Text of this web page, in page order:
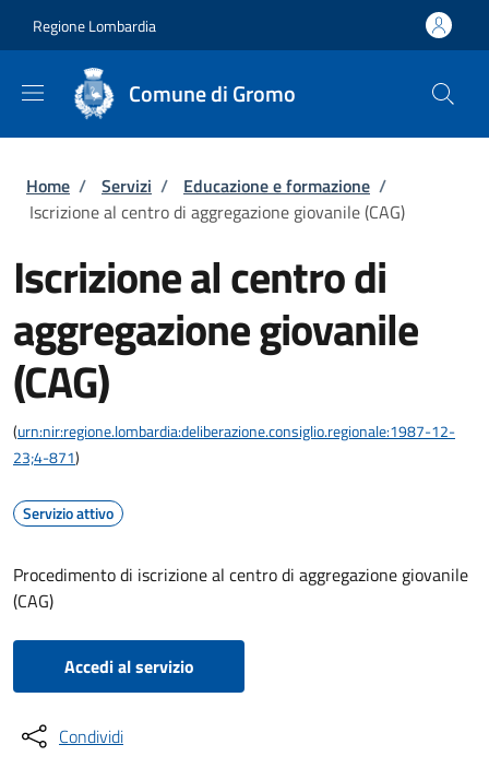
Regione Lombardia
Comune di Gromo
Briciole di pane
Home / Servizi / Educazione e formazione /
Iscrizione al centro di aggregazione giovanile (CAG)
Iscrizione al centro di
aggregazione giovanile
(CAG)
(urn:nir:regione.lombardia:deliberazione.consiglio.regionale:1987-12-
23;4-871)
Servizio attivo
Procedimento di iscrizione al centro di aggregazione giovanile
(CAG)
Accedi al servizio
Condividi